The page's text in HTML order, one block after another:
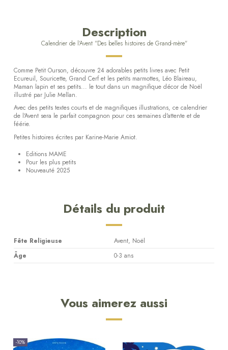
Description
Calendrier de l'Avent "Des belles histoires de Grand-mère"
Comme Petit Ourson, découvre 24 adorables petits livres avec Petit
Ecureuil, Souricette, Grand Cerf et les petits marmottes, Léo Blaireau,
Maman lapin et ses petits... le tout dans un magnifique décor de Noël
illustré par Julie Mellan.
Avec des petits textes courts et de magnifiques illustrations, ce calendrier
de l'Avent sera le parfait compagnon pour ces semaines d'attente et de
féérie.
Petites histoires écrites par Karine-Marie Amiot.
Editions MAME
Pour les plus petits
Nouveauté 2025
Détails du produit
Fête Religieuse
Avent, Noël
Âge
0-3 ans
Vous aimerez aussi
-10%